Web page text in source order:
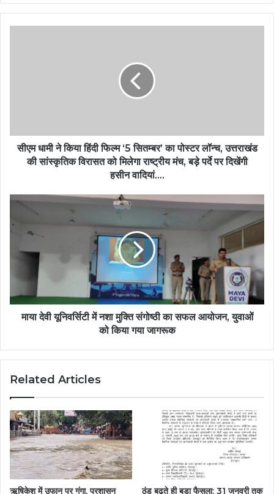
सीएम धामी ने किया हिंदी फिल्म ‘5 सितम्बर’ का पोस्टर लॉन्च, उत्तराखंड
की सांस्कृतिक विरासत को मिलेगा राष्ट्रीय मंच, बड़े पर्दे पर दिखेंगी
हसीन वादियां….
माया देवी यूनिवर्सिटी में नशा मुक्ति संगोष्ठी का सफल आयोजन, युवाओं
को किया गया जागरूक
Related Articles
ऋषिकेश में उफान पर गंगा, प्रशासन ठंड बढ़ते ही बड़ा फैसला: 31 जनवरी तक